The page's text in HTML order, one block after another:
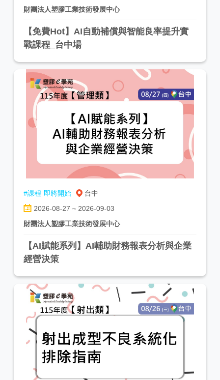
財團法人塑膠工業技術發展中心
【免費Hot】AI自動補償與智能良率提升實
戰課程_台中場
#課程 即將開始
台中
2026-08-27 ~ 2026-09-03
財團法人塑膠工業技術發展中心
【AI賦能系列】AI輔助財務報表分析與企業
經營決策